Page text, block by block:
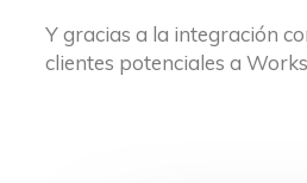
Y gracias a la integración
clientes potenciales a